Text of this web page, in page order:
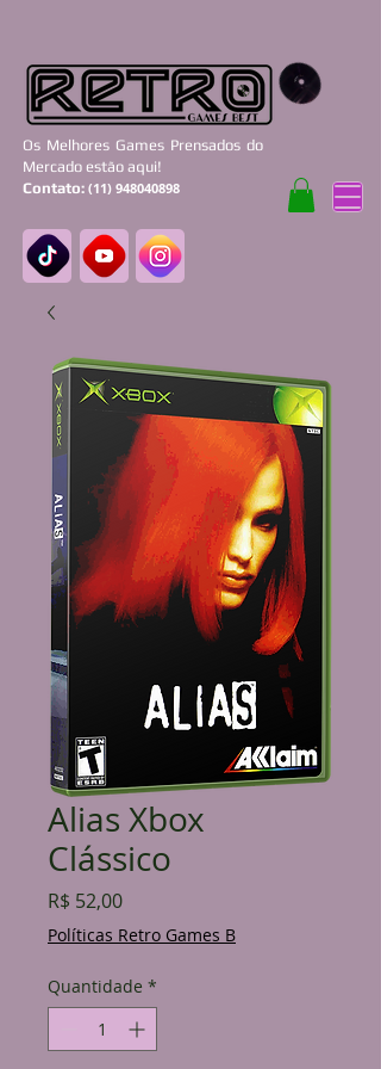
Os Melhores Games Prensados do
Mercado estão aqui!
Contato: (11) 948040898
Alias Xbox
Clássico
R$ 52,00Preço
Políticas Retro Games B
Quantidade *